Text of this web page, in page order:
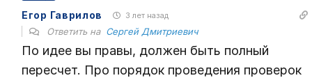
Егор Гаврилов 3 лет назад
Ответить на Сергей Дмитриевич
По идее вы правы, должен быть полный
пересчет. Про порядок проведения проверок